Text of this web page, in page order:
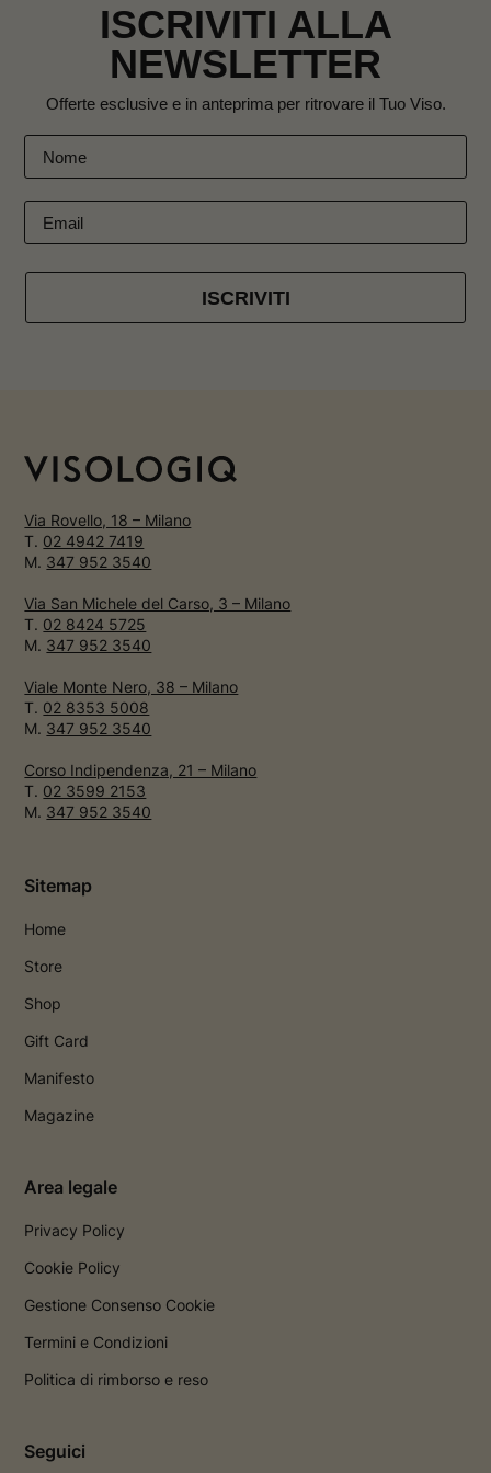
ISCRIVITI ALLA
NEWSLETTER
Offerte esclusive e in anteprima per ritrovare il Tuo Viso.
ISCRIVITI
Via Rovello, 18 – Milano
T. 02 4942 7419
M. 347 952 3540
Via San Michele del Carso, 3 – Milano
T. 02 8424 5725
M. 347 952 3540
Viale Monte Nero, 38 – Milano
T. 02 8353 5008
M. 347 952 3540
Corso Indipendenza, 21 – Milano
T. 02 3599 2153
M. 347 952 3540
Sitemap
Home
Store
Shop
Gift Card
Manifesto
Magazine
Area legale
Privacy Policy
Cookie Policy
Gestione Consenso Cookie
Termini e Condizioni
Politica di rimborso e reso
Seguici